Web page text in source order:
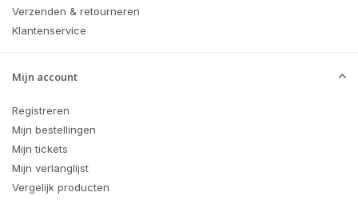
Verzenden & retourneren
Klantenservice
Mijn account
Registreren
Mijn bestellingen
Mijn tickets
Mijn verlanglijst
Vergelijk producten